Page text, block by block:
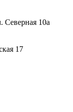
Северная 10а
17